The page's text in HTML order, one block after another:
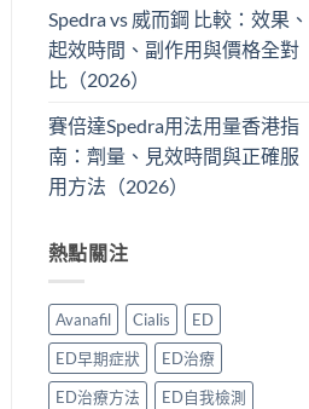
Spedra vs 威而鋼 比較：效果、
起效時間、副作用與價格全對
比（2026）
賽倍達Spedra用法用量香港指
南：劑量、見效時間與正確服
用方法（2026）
熱點關注
Avanafil Cialis
ED
ED早期症狀
ED治療
ED治療方法
ED自我檢測